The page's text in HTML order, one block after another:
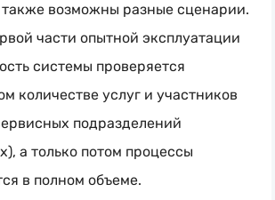
также возможны разные сценарии.
части опытной эксплуатации
системы проверяется
количестве услуг и участников
подразделений
а только потом процессы
в полном объеме.